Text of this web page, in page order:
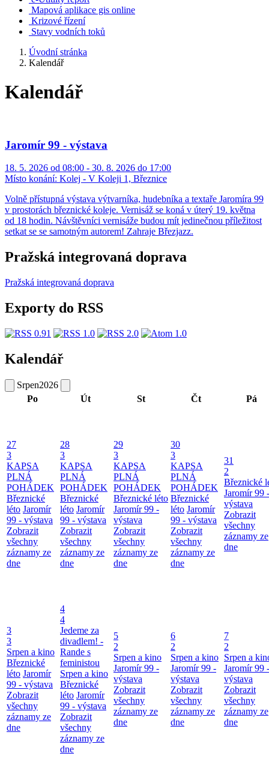
Mapová aplikace gis online
Krizové řízení
Stavy vodních toků
Úvodní stránka
Kalendář
Kalendář
Jaromír 99 - výstava
18. 5. 2026 od 08:00 - 30. 8. 2026 do 17:00
Místo konání: Kolej - V Koleji 1, Březnice
Volně přístupná výstava výtvarníka, hudebníka a textaře Jaromíra 99
v prostorách březnické koleje. Vernisáž se koná v úterý 19. května
od 18 hodin. Návštěvníci vernisáže budou mít jedinečnou příležitost
setkat se se samotným autorem! Zahraje Březjazz.
Pražská integrovaná doprava
Pražská integrovaná doprava
Exporty do RSS
Kalendář
Srpen2026
Po
Út St Čt Pá
27
3
KAPSA
PLNÁ
POHÁDEK
Březnické
léto Jaromír
99 - výstava
Zobrazit
všechny
záznamy ze
dne
28
3
KAPSA
PLNÁ
POHÁDEK
Březnické
léto Jaromír
99 - výstava
Zobrazit
všechny
záznamy ze
dne
29
3
KAPSA
PLNÁ
POHÁDEK
Březnické léto
Jaromír 99 -
výstava
Zobrazit
všechny
záznamy ze
dne
30
3
KAPSA
PLNÁ
POHÁDEK
Březnické
léto Jaromír
99 - výstava
Zobrazit
všechny
záznamy ze
dne
31
2
Březnické
Jaromír 99 -
výstava
Zobrazit
všechny
záznamy ze
dne
3
3
Srpen a kino
Březnické
léto Jaromír
99 - výstava
Zobrazit
všechny
záznamy ze
dne
4
4
Jedeme za
divadlem! -
Rande s
feministou
Srpen a kino
Březnické
léto Jaromír
99 - výstava
Zobrazit
všechny
záznamy ze
dne
5
2
Srpen a kino
Jaromír 99 -
výstava
Zobrazit
všechny
záznamy ze
dne
6
2
Srpen a kino
Jaromír 99 -
výstava
Zobrazit
všechny
záznamy ze
dne
7
2
Srpen a
Jaromír 99 -
výstava
Zobrazit
všechny
záznamy ze
dne